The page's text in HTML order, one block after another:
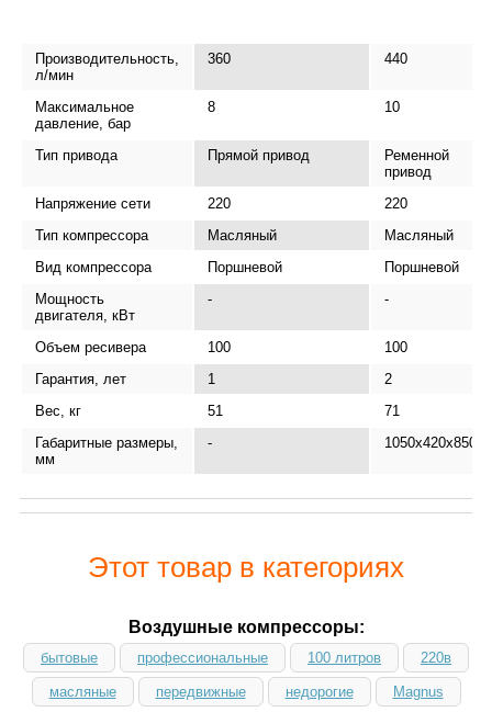
Производительность,
л/мин
360 440
Максимальное
давление, бар
8 10
Тип привода Прямой привод
Ременной
привод
Напряжение сети
220
220
Тип компрессора
Масляный
Масляный
Вид компрессора
Поршневой
Поршневой
Мощность
двигателя, кВт
- -
Объем ресивера 100
100
Гарантия, лет
1
2
Вес, кг
51
71
Габаритные размеры,
мм
- 1050x420x850
Этот товар в категориях
Воздушные компрессоры:
бытовые профессиональные 100 литров 220в
масляные передвижные недорогие Magnus